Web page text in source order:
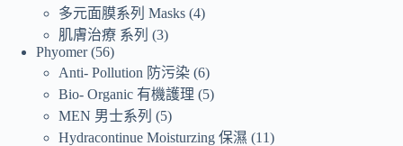
多元面膜系列 Masks 4
肌膚治療 系列
3
Phyomer 56
Anti- Pollution 防污染 6
Bio- Organic 有機護理
5
MEN 男士系列
5
Hydracontinue Moisturzing 保濕
11